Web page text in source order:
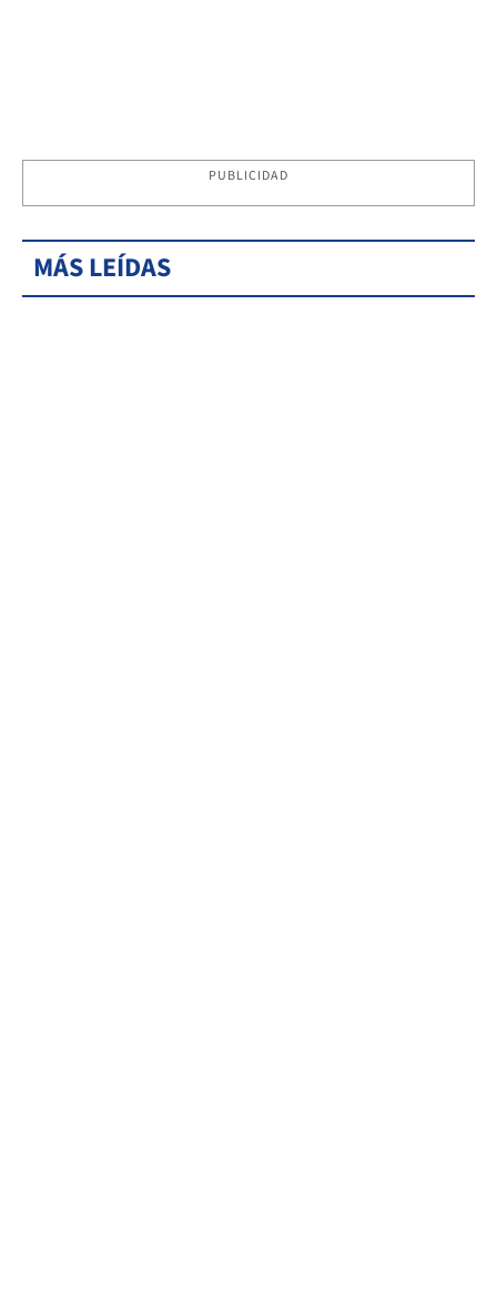
PUBLICIDAD
MÁS LEÍDAS